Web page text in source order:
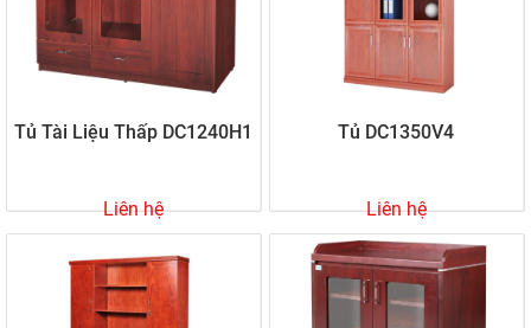
Tủ Tài Liệu Thấp DC1240H1
Liên hệ
Tủ DC1350V4
Liên hệ